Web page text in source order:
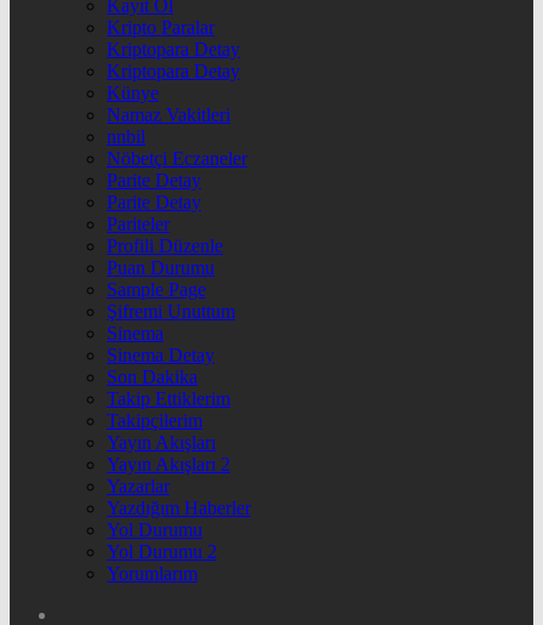
Kayıt Ol
Kripto Paralar
Kriptopara Detay
Kriptopara Detay
Künye
Namaz Vakitleri
nnbil
Nöbetçi Eczaneler
Parite Detay
Parite Detay
Pariteler
Profili Düzenle
Puan Durumu
Sample Page
Şifremi Unuttum
Sinema
Sinema Detay
Son Dakika
Takip Ettiklerim
Takipçilerim
Yayın Akışları
Yayın Akışları 2
Yazarlar
Yazdığım Haberler
Yol Durumu
Yol Durumu 2
Yorumlarım